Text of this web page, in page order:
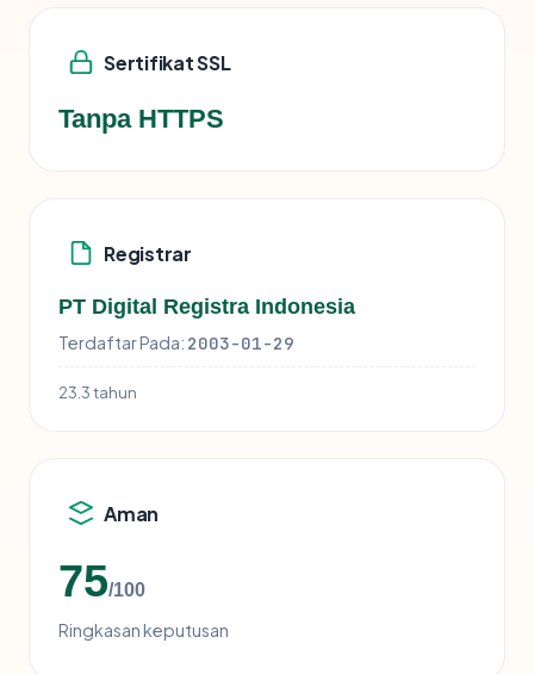
Sertifikat SSL
Tanpa HTTPS
Registrar
PT Digital Registra Indonesia
Terdaftar Pada: 2003-01-29
23.3 tahun
Aman
75/100
Ringkasan keputusan